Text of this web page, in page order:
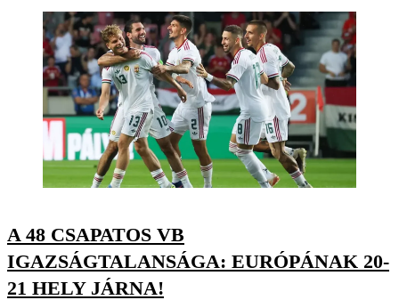
A 48 CSAPATOS VB
IGAZSÁGTALANSÁGA: EURÓPÁNAK 20-
21 HELY JÁRNA!